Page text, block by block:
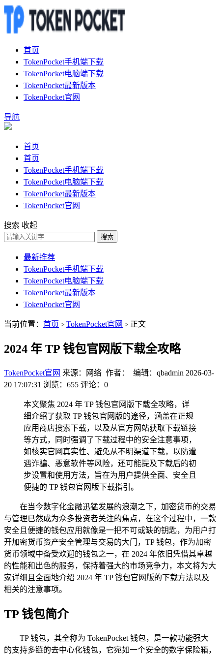
首页
TokenPocket手机端下载
TokenPocket电脑端下载
TokenPocket最新版本
TokenPocket官网
导航
首页
首页
TokenPocket手机端下载
TokenPocket电脑端下载
TokenPocket最新版本
TokenPocket官网
搜索 收起
搜索
最新推荐
TokenPocket手机端下载
TokenPocket电脑端下载
TokenPocket最新版本
TokenPocket官网
当前位置： 首页 > TokenPocket官网 > 正文
2024 年 TP 钱包官网版下载全攻略
TokenPocket官网 来源：网络 作者： 编辑：qbadmin 2026-03-
20 17:07:31 浏览：655 评论：0
本文聚焦 2024 年 TP 钱包官网版下载全攻略，详
细介绍了获取 TP 钱包官网版的途径，涵盖在正规
应用商店搜索下载，以及从官方网站获取下载链接
等方式，同时强调了下载过程中的安全注意事项，
如核实官网真实性、避免从不明渠道下载，以防遭
遇诈骗、恶意软件等风险，还可能提及下载后的初
步设置和使用方法，旨在为用户提供全面、安全且
便捷的 TP 钱包官网版下载指引。
在当今数字化金融迅猛发展的浪潮之下，加密货币的交易
与管理已然成为众多投资者关注的焦点，在这个过程中，一款
安全且便捷的钱包应用就像是一把不可或缺的钥匙，为用户打
开加密货币资产安全管理与交易的大门，TP 钱包，作为加密
货币领域中备受欢迎的钱包之一，在 2024 年依旧凭借其卓越
的性能和出色的服务，保持着强大的市场竞争力，本文将为大
家详细且全面地介绍 2024 年 TP 钱包官网版的下载方法以及
相关的注意事项。
TP 钱包简介
TP 钱包，其全称为 TokenPocket 钱包，是一款功能强大
的支持多链的去中心化钱包，它宛如一个安全的数字保险箱，